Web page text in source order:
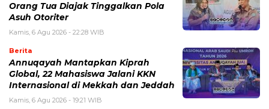
Orang Tua Diajak Tinggalkan Pola
Asuh Otoriter
Kamis, 6 Agu 2026 - 22:28 WIB
Berita
Annuqayah Mantapkan Kiprah
Global, 22 Mahasiswa Jalani KKN
Internasional di Mekkah dan Jeddah
Kamis, 6 Agu 2026 - 19:21 WIB